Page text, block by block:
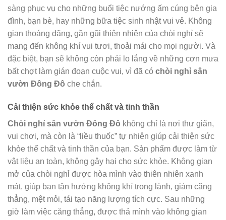
sàng phục vụ cho những buổi tiệc nướng ấm cúng bên gia
đình, bạn bè, hay những bữa tiệc sinh nhật vui vẻ. Không
gian thoáng đãng, gần gũi thiên nhiên của chòi nghỉ sẽ
mang đến không khí vui tươi, thoải mái cho mọi người. Và
đặc biệt, bạn sẽ không còn phải lo lắng về những cơn mưa
bất chợt làm gián đoạn cuộc vui, vì đã có chòi nghỉ sân
vườn Đông Đô che chắn.
Cải thiện sức khỏe thể chất và tinh thần
Chòi nghỉ sân vườn Đông Đô không chỉ là nơi thư giãn,
vui chơi, mà còn là “liều thuốc” tự nhiên giúp cải thiện sức
khỏe thể chất và tinh thần của bạn. Sản phẩm được làm từ
vật liệu an toàn, không gây hại cho sức khỏe. Không gian
mở của chòi nghỉ được hòa mình vào thiên nhiên xanh
mát, giúp bạn tận hưởng không khí trong lành, giảm căng
thẳng, mệt mỏi, tái tạo năng lượng tích cực. Sau những
giờ làm việc căng thẳng, được thả mình vào không gian